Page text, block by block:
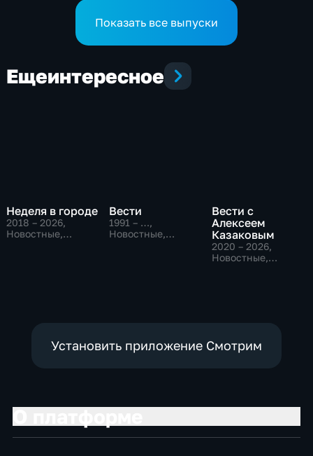
Показать все выпуски
Ещеинтересное
Неделя в городе
2018 – 2026,
Новостные,
Вести
1991 – …,
Новостные,
Вести с
Алексеем
Казаковым
2020 – 2026,
Новостные,
Установить приложение Смотрим